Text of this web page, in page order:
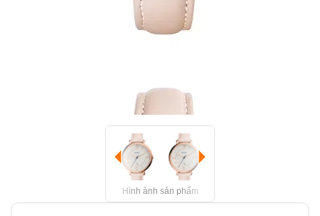
Hình ảnh sản phẩm